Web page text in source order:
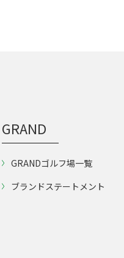
GRAND
GRANDゴルフ場一覧
ブランドステートメント